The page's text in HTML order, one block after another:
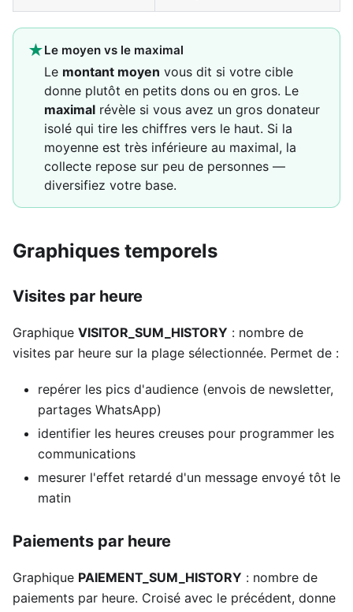
★Le moyen vs le maximal
Le montant moyen vous dit si votre cible
donne plutôt en petits dons ou en gros. Le
maximal révèle si vous avez un gros donateur
isolé qui tire les chiffres vers le haut. Si la
moyenne est très inférieure au maximal, la
collecte repose sur peu de personnes —
diversifiez votre base.
Graphiques temporels
Visites par heure
Graphique VISITOR_SUM_HISTORY : nombre de
visites par heure sur la plage sélectionnée. Permet de :
repérer les pics d'audience (envois de newsletter,
partages WhatsApp)
identifier les heures creuses pour programmer les
communications
mesurer l'effet retardé d'un message envoyé tôt le
matin
Paiements par heure
Graphique PAIEMENT_SUM_HISTORY : nombre de
paiements par heure. Croisé avec le précédent, donne